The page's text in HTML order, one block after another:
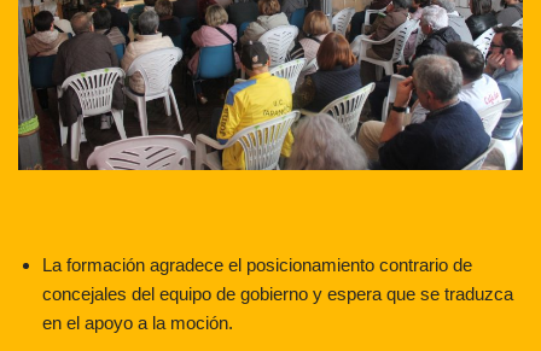
La formación agradece el posicionamiento contrario de
concejales del equipo de gobierno y espera que se traduzca
en el apoyo a la moción.